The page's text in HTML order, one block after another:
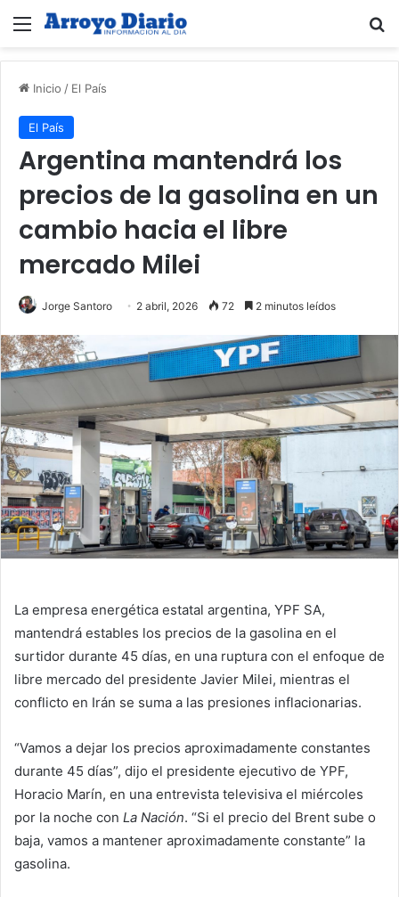
Menú
Inicio / El País
El País
Argentina mantendrá los
precios de la gasolina en un
cambio hacia el libre
mercado Milei
Jorge Santoro 2 abril, 2026 72 2 minutos leídos
La empresa energética estatal argentina, YPF SA,
mantendrá estables los precios de la gasolina en el
surtidor durante 45 días, en una ruptura con el enfoque de
libre mercado del presidente Javier Milei, mientras el
conflicto en Irán se suma a las presiones inflacionarias.
“Vamos a dejar los precios aproximadamente constantes
durante 45 días”, dijo el presidente ejecutivo de YPF,
Horacio Marín, en una entrevista televisiva el miércoles
por la noche con La Nación. “Si el precio del Brent sube o
baja, vamos a mantener aproximadamente constante” la
gasolina.